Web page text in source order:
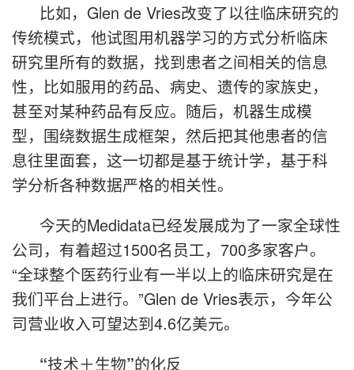
比如，Glen de Vries改变了以往临床研究的
传统模式，他试图用机器学习的方式分析临床
研究里所有的数据，找到患者之间相关的信息
性，比如服用的药品、病史、遗传的家族史，
甚至对某种药品有反应。随后，机器生成模
型，围绕数据生成框架，然后把其他患者的信
息往里面套，这一切都是基于统计学，基于科
学分析各种数据严格的相关性。
今天的Medidata已经发展成为了一家全球性
公司，有着超过1500名员工，700多家客户。
“全球整个医药行业有一半以上的临床研究是在
我们平台上进行。”Glen de Vries表示，今年公
司营业收入可望达到4.6亿美元。
“技术＋生物”的化反